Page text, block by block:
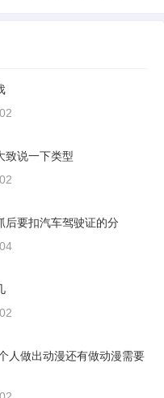
致说一下类型
后要扣汽车驾驶证的分
人做出动漫还有做动漫需要